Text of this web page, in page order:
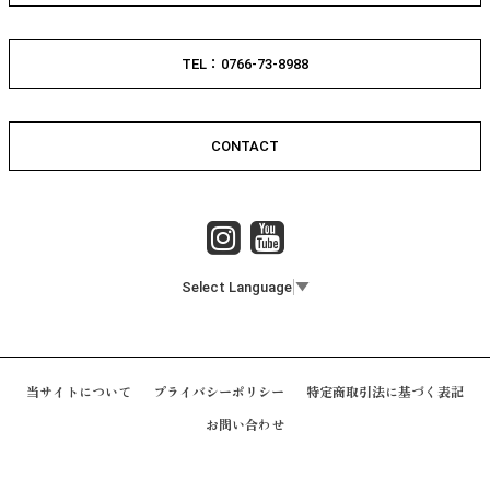
TEL：0766-73-8988
CONTACT
Select Language ▼
当サイトについて プライバシーポリシー 特定商取引法に基づく表記
お問い合わせ